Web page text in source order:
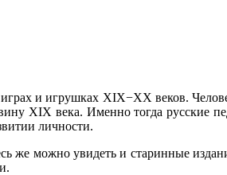
и игрушках XIX−XX веков.
XIX века. Именно тогда русские
личности.
же можно увидеть и старинные